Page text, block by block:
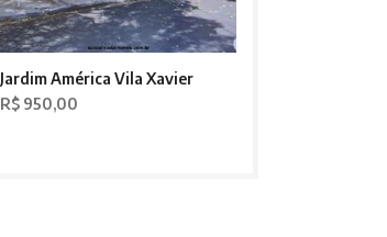
Jardim América Vila Xavier
R$ 950,00